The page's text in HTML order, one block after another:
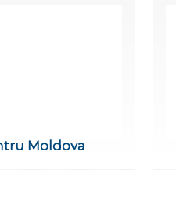
Moldova